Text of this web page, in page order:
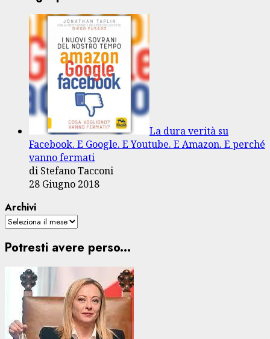
La dura verità su
Facebook. E Google. E Youtube. E Amazon. E perché
vanno fermati
di Stefano Tacconi
28 Giugno 2018
Archivi
Potresti avere perso...